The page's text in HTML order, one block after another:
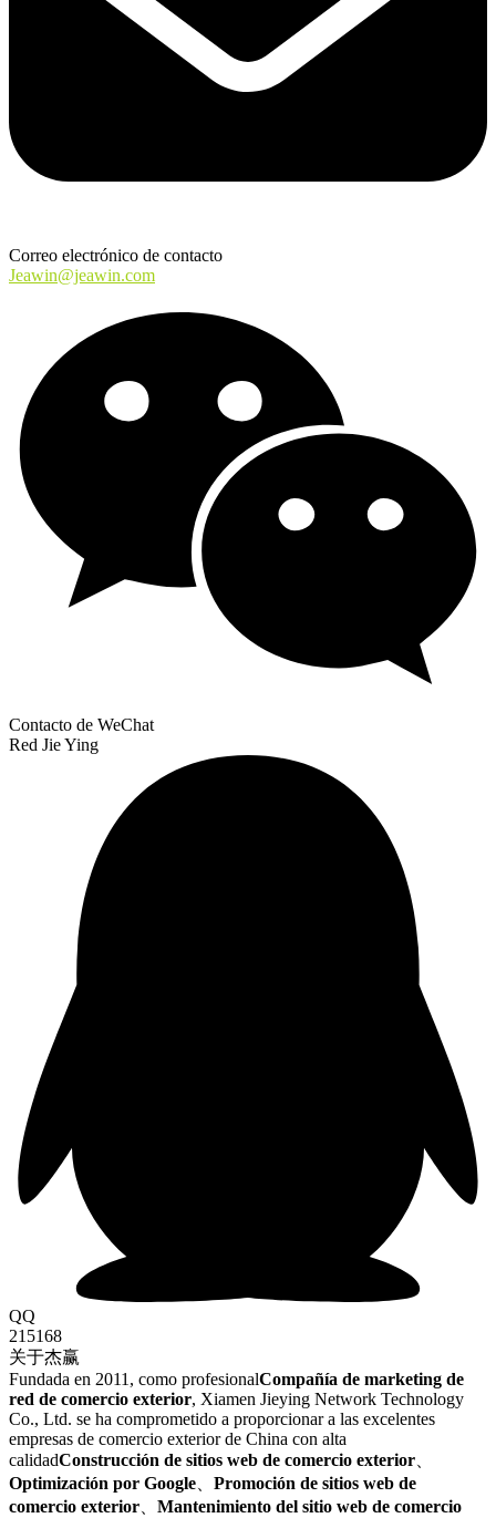
Correo electrónico de contacto
Jeawin@jeawin.com
Contacto de WeChat
Red Jie Ying
QQ
215168
关于杰赢
Fundada en 2011, como profesionalCompañía de marketing de
red de comercio exterior, Xiamen Jieying Network Technology
Co., Ltd. se ha comprometido a proporcionar a las excelentes
empresas de comercio exterior de China con alta
calidadConstrucción de sitios web de comercio exterior
Optimización por Google
Promoción de sitios web de
comercio exterior
Mantenimiento del sitio web de comercio